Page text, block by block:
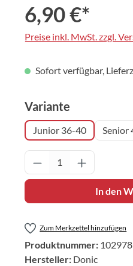
6,90 €*
Preise inkl. MwSt. zzgl.
Sofort verfügbar,
Variante
Junior 36-40 Senior
Produkt Anzahl:
In den
Zum Merkzettel hinzufügen
Produktnummer:
Hersteller: Donic